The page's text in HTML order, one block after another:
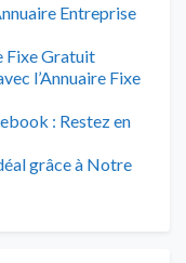
Entreprise
Fixe Gratuit
l’Annuaire Fixe
: Restez en
grâce à Notre